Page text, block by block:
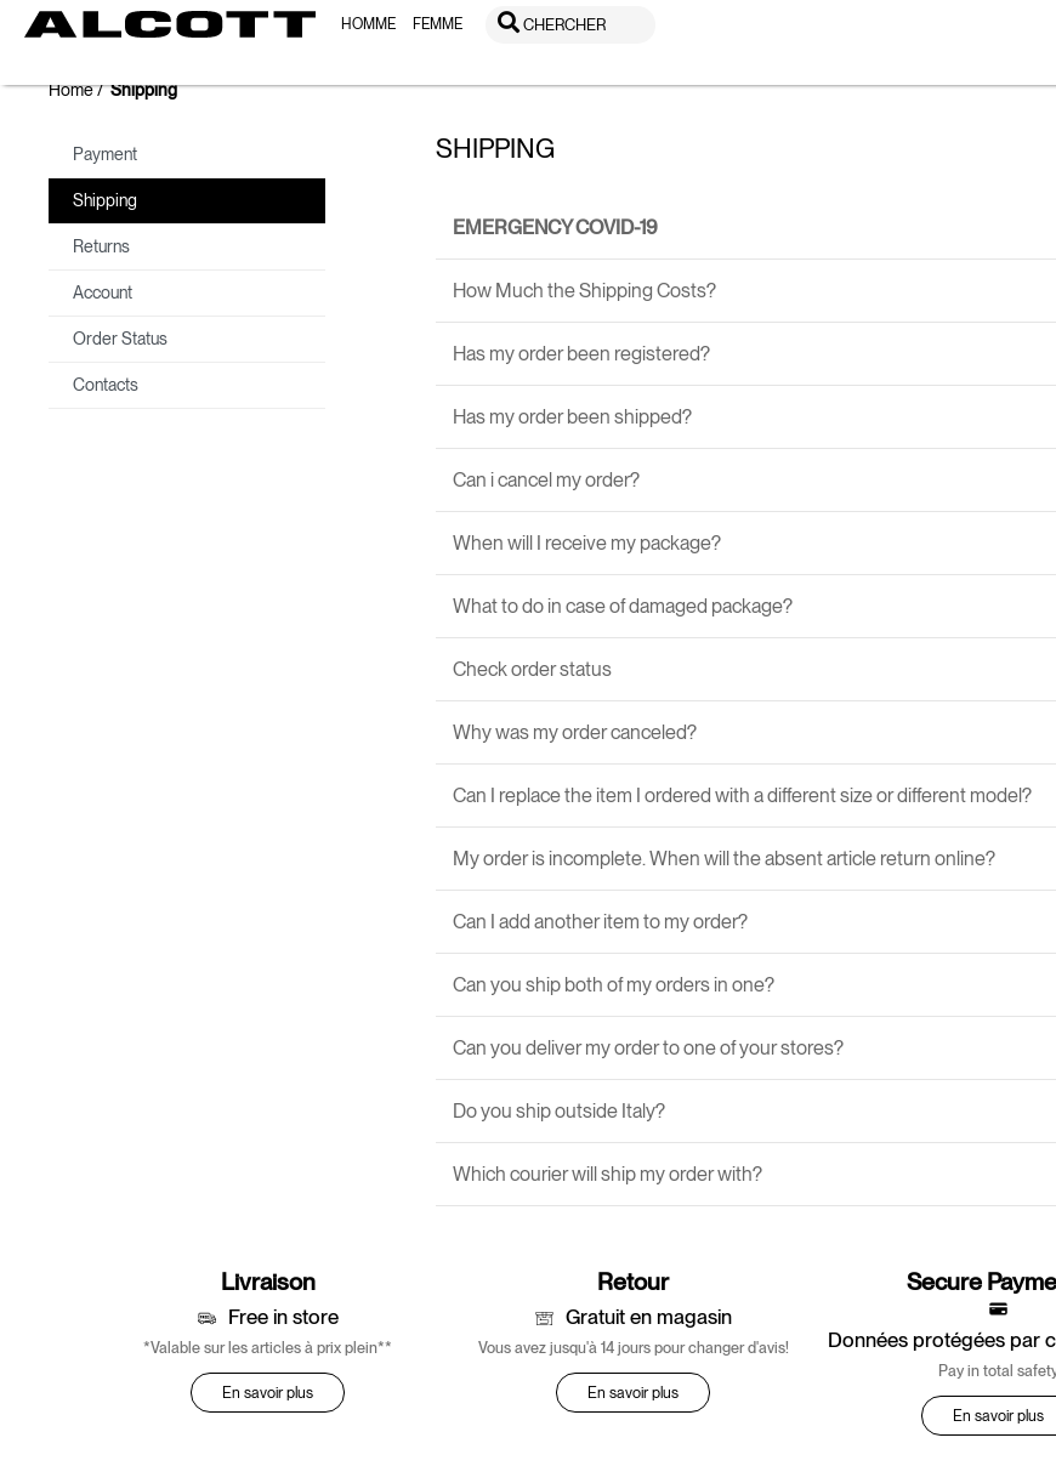
HOMME FEMME CHERCHER
Home Shipping
Payment
Shipping
Returns
Account
Order Status
Contacts
SHIPPING
EMERGENCY COVID-19
How Much the Shipping Costs?
Has my order been registered?
Has my order been shipped?
Can i cancel my order?
When will I receive my package?
What to do in case of damaged package?
Check order status
Why was my order canceled?
Can I replace the item I ordered with a different size or different model?
My order is incomplete. When will the absent article return online?
Can I add another item to my order?
Can you ship both of my orders in one?
Can you deliver my order to one of your stores?
Do you ship outside Italy?
Which courier will ship my order with?
Livraison
Free in store
*Valable sur les articles à prix plein**
En savoir plus
Retour
Gratuit en magasin
Vous avez jusqu'à 14 jours pour changer d'avis!
En savoir plus
Secure
Données protégées par
Pay in total
En savoir plus